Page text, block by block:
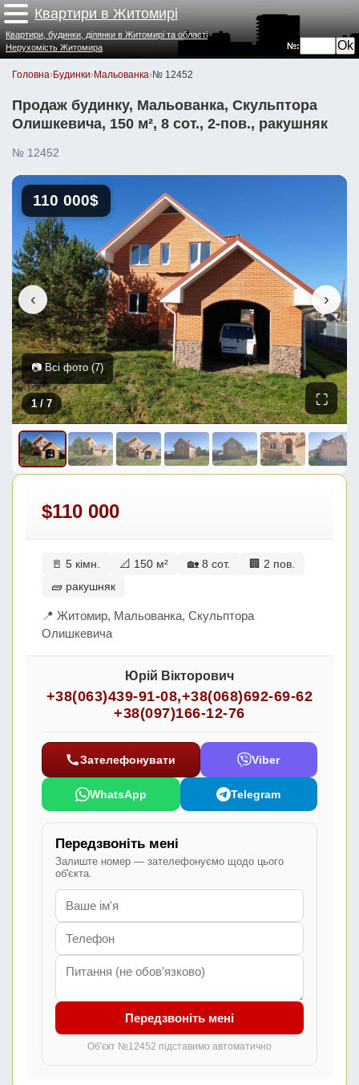
Квартири в Житомирі
№:
Квартири, будинки, ділянки в Житомирі та області
Нерухомість Житомира
Головна›Будинки›Мальованка›№ 12452
Продаж будинку, Мальованка, Скульптора
Олишкевича, 150 м², 8 сот., 2-пов., ракушняк
№ 12452
‹ ›
110 000$
1/ 7 ⛶
📷 Всі фото (7)
$110 000
🚪 5 кімн. 📐 150 м² 🏡 8 сот.
🏢 2 пов.
🧱 ракушняк
📍 Житомир, Мальованка, Скульптора
Олишкевича
Юрій Вікторович
+38(063)439-91-08,+38(068)692-69-62
+38(097)166-12-76
Зателефонувати Viber
WhatsApp Telegram
Передзвоніть мені
Залиште номер — зателефонуємо щодо цього
об'єкта.
Передзвоніть мені
Об'єкт №12452 підставимо автоматично